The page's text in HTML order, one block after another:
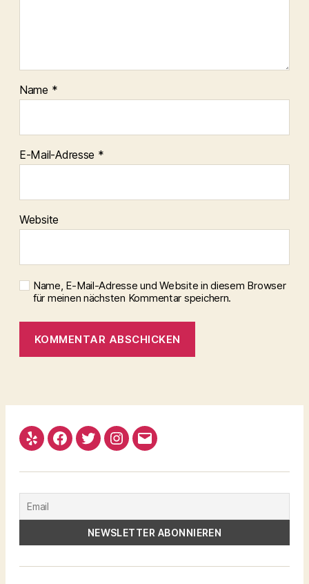
Name *
E-Mail-Adresse *
Website
Name, E-Mail-Adresse und Website in diesem Browser
für meinen nächsten Kommentar speichern.
Yelp Facebook
TwitterInstagram
Email